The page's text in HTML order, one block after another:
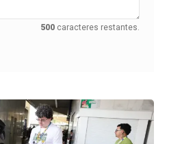
500 caracteres restantes.